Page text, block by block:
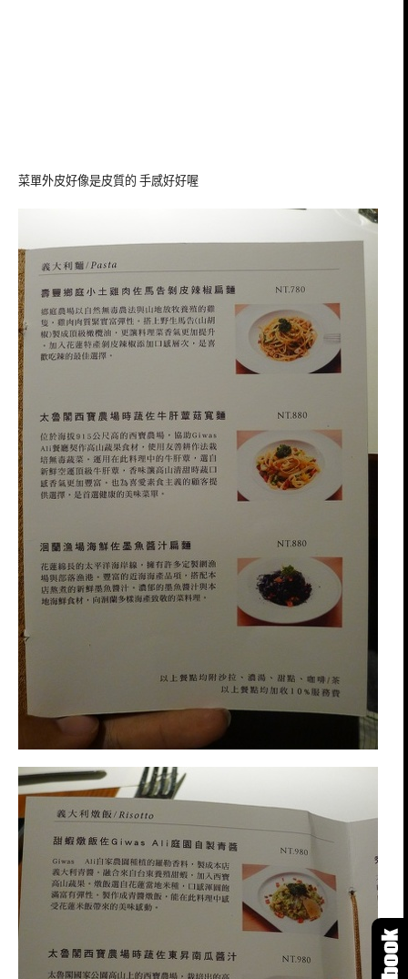
菜單外皮好像是皮質的 手感好好喔